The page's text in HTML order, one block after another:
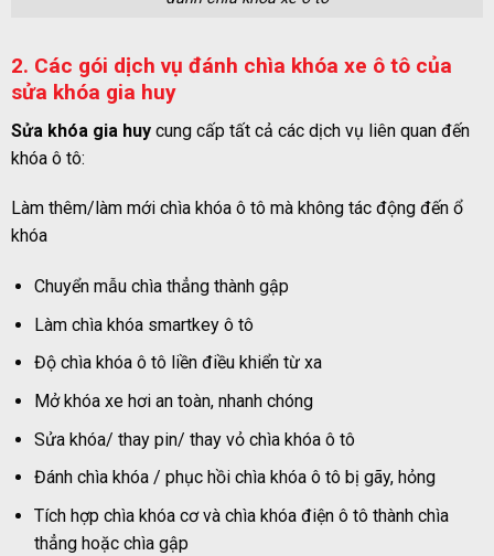
2. Các gói dịch vụ đánh chìa khóa xe ô tô của
sửa khóa gia huy
Sửa khóa gia huy cung cấp tất cả các dịch vụ liên quan đến
khóa ô tô:
Làm thêm/làm mới chìa khóa ô tô mà không tác động đến ổ
khóa
Chuyển mẫu chìa thẳng thành gập
Làm chìa khóa smartkey ô tô
Độ chìa khóa ô tô liền điều khiển từ xa
Mở khóa xe hơi an toàn, nhanh chóng
Sửa khóa/ thay pin/ thay vỏ chìa khóa ô tô
Đánh chìa khóa / phục hồi chìa khóa ô tô bị gãy, hỏng
Tích hợp chìa khóa cơ và chìa khóa điện ô tô thành chìa
thẳng hoặc chìa gập